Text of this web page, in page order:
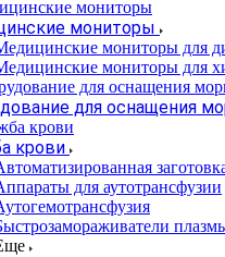
мониторы
мониторы для
мониторы для
для оснащения
крови
для аутотрансфузии